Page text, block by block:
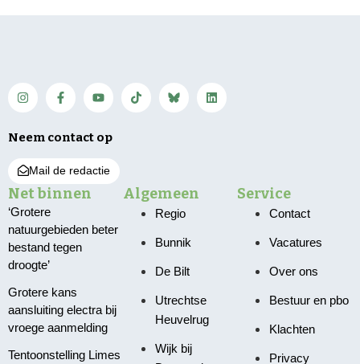
Neem contact op
Mail de redactie
Net binnen
‘Grotere
natuurgebieden beter
bestand tegen
droogte’
Grotere kans
aansluiting electra bij
vroege aanmelding
Tentoonstelling Limes
Algemeen
Regio
Bunnik
De Bilt
Utrechtse
Heuvelrug
Wijk bij
Service
Contact
Vacatures
Over ons
Bestuur en pbo
Klachten
Privacy